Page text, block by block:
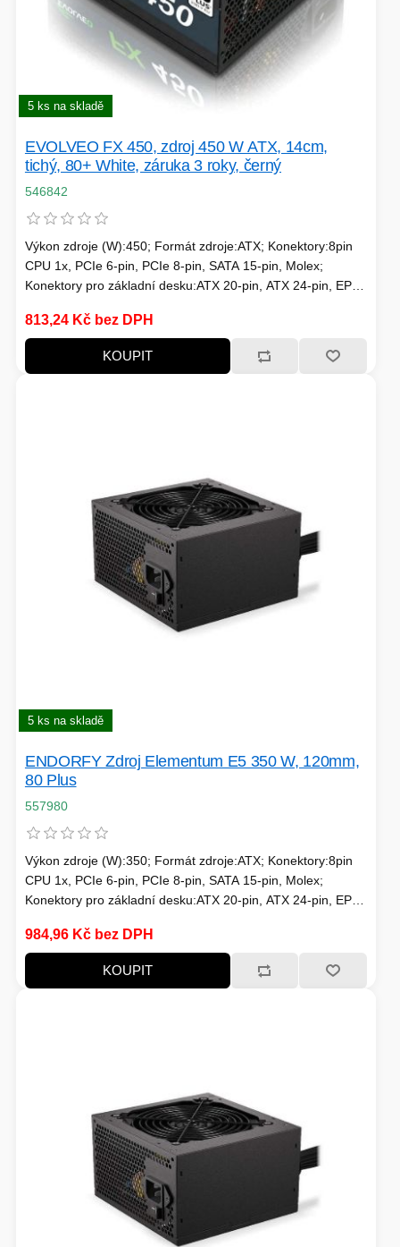
5 ks na skladě
EVOLVEO FX 450, zdroj 450 W ATX, 14cm,
tichý, 80+ White, záruka 3 roky, černý
546842
Výkon zdroje (W):450; Formát zdroje:ATX; Konektory:8pin
CPU 1x, PCIe 6-pin, PCIe 8-pin, SATA 15-pin, Molex;
Konektory pro základní desku:ATX 20-pin, ATX 24-pin, EPS
813,24 Kč bez DPH
KOUPIT
5 ks na skladě
ENDORFY Zdroj Elementum E5 350 W, 120mm,
80 Plus
557980
Výkon zdroje (W):350; Formát zdroje:ATX; Konektory:8pin
CPU 1x, PCIe 6-pin, PCIe 8-pin, SATA 15-pin, Molex;
Konektory pro základní desku:ATX 20-pin, ATX 24-pin, EPS
984,96 Kč bez DPH
KOUPIT